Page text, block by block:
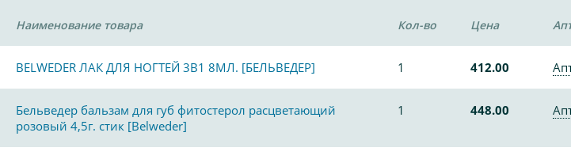
Наименование товара Кол-во Цена
BELWEDER ЛАК ДЛЯ НОГТЕЙ 3В1 8МЛ. [БЕЛЬВЕДЕР] 1 412.00
Бельведер бальзам для губ фитостерол расцветающий
розовый 4,5г. стик [Belweder]
1 448.00